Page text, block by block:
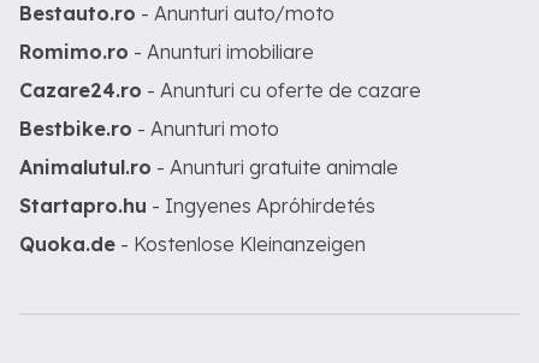
Bestauto.ro - Anunturi auto/moto
Romimo.ro - Anunturi imobiliare
Cazare24.ro - Anunturi cu oferte de cazare
Bestbike.ro - Anunturi moto
Animalutul.ro - Anunturi gratuite animale
Startapro.hu - Ingyenes Apróhirdetés
Quoka.de - Kostenlose Kleinanzeigen